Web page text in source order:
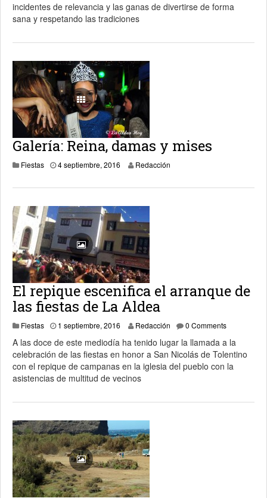
incidentes de relevancia y las ganas de divertirse de forma
sana y respetando las tradiciones
Galería: Reina, damas y mises
Fiestas 4 septiembre, 2016 17 enero, 2019
Redacción
El repique escenifica el arranque de
las fiestas de La Aldea
Fiestas 1 septiembre, 2016 1 septiembre, 2016
Redacción 0 Comments
A las doce de este mediodía ha tenido lugar la llamada a la
celebración de las fiestas en honor a San Nicolás de Tolentino
con el repique de campanas en la iglesia del pueblo con la
asistencias de multitud de vecinos